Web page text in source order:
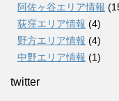
阿佐ヶ谷エリア情報
荻窪エリア情報 (4)
野方エリア情報 (4)
中野エリア情報 (1)
twitter